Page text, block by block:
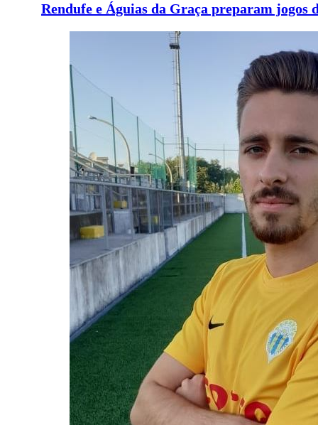
Rendufe e Águias da Graça preparam jogos